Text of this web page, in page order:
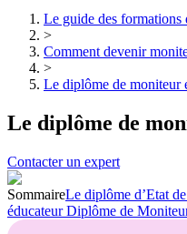
Le guide des formations
>
Comment devenir
>
Le diplôme de moniteur
Le diplôme de
Contacter un expert
SommaireLe diplôme d’Etat
éducateur Diplôme de